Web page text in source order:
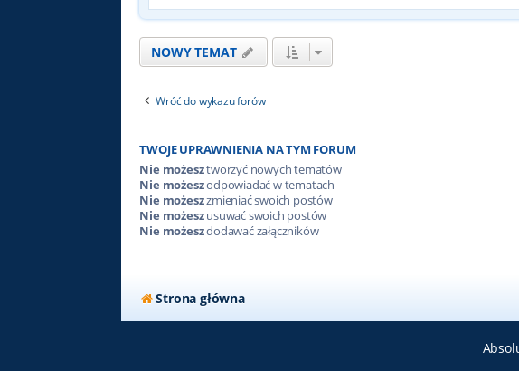
NOWY TEMAT
Wróć do wykazu forów
TWOJE UPRAWNIENIA NA TYM FORUM
Nie możesztworzyć nowych tematów
Nie możeszodpowiadać w tematach
Nie możeszzmieniać swoich postów
Nie możeszusuwać swoich postów
Nie możeszdodawać załączników
Strona główna